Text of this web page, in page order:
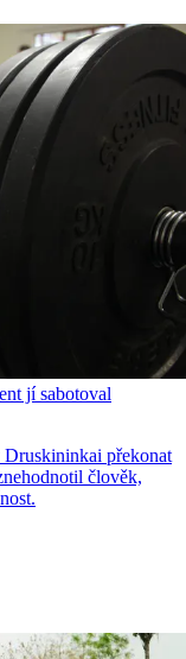
jí sabotoval
Druskininkai překonat
člověk,